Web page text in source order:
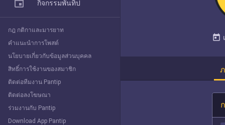
today
Explore
กิจกรรมพันทิป
กฎ กติกาและมารยาท
คำแนะนำการโพสต์
นโยบายเกี่ยวกับข้อมูลส่วนบุคคล
สิทธิ์การใช้งานของสมาชิก
ติดต่อทีมงาน Pantip
ติดต่อลงโฆษณา
ร่วมงานกับ Pantip
Download App Pantip